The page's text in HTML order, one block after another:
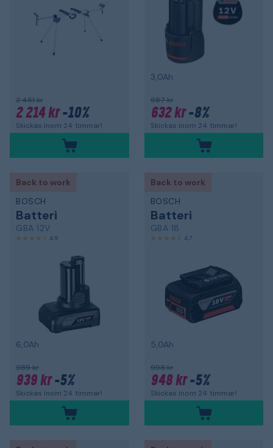
2 461 kr
2 214 kr-10%
Skickas inom 24 timmar!
3,0Ah
687 kr
632 kr-8%
Skickas inom 24 timmar!
Back to work
BOSCH
Batteri
GBA 12V
4,9
6,0Ah
989 kr
939 kr-5%
Skickas inom 24 timmar!
Back to work
BOSCH
Batteri
GBA 18
4,7
5,0Ah
998 kr
948 kr-5%
Skickas inom 24 timmar!